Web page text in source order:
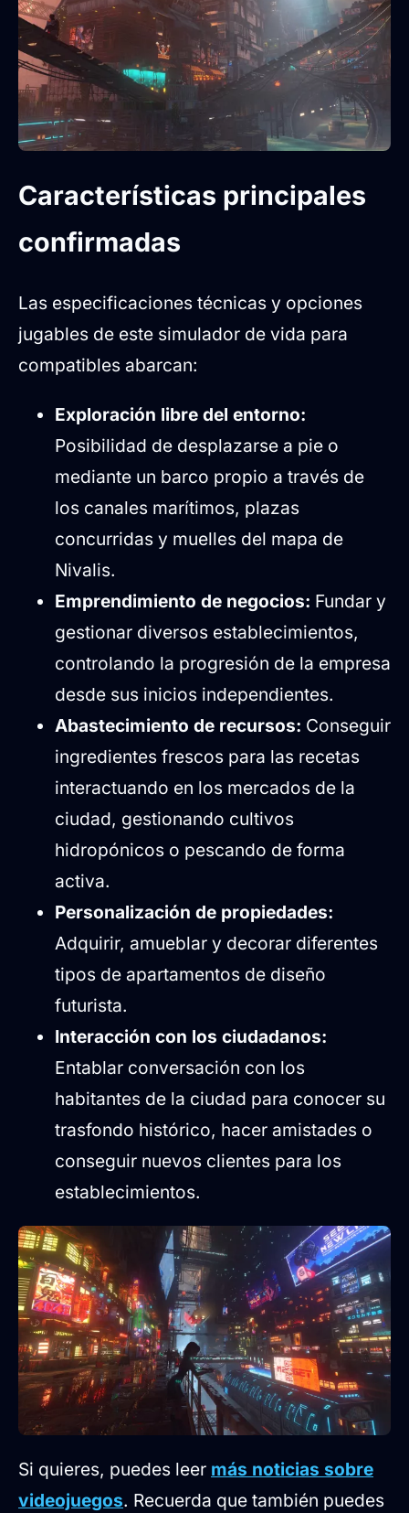
Características principales
confirmadas
Las especificaciones técnicas y opciones
jugables de este simulador de vida para
compatibles abarcan:
Exploración libre del entorno:
Posibilidad de desplazarse a pie o
mediante un barco propio a través de
los canales marítimos, plazas
concurridas y muelles del mapa de
Nivalis.
Emprendimiento de negocios: Fundar y
gestionar diversos establecimientos,
controlando la progresión de la empresa
desde sus inicios independientes.
Abastecimiento de recursos: Conseguir
ingredientes frescos para las recetas
interactuando en los mercados de la
ciudad, gestionando cultivos
hidropónicos o pescando de forma
activa.
Personalización de propiedades:
Adquirir, amueblar y decorar diferentes
tipos de apartamentos de diseño
futurista.
Interacción con los ciudadanos:
Entablar conversación con los
habitantes de la ciudad para conocer su
trasfondo histórico, hacer amistades o
conseguir nuevos clientes para los
establecimientos.
Si quieres, puedes leer más noticias sobre
videojuegos. Recuerda que también puedes